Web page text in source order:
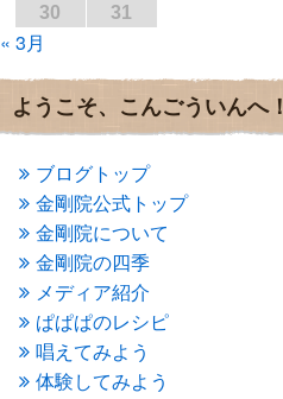
2016年10月(1)
2016年9月
2016年6月
(2)
2016年5月(3)
2016年4月
(4)
2016年3月(4)
2016年2月(5)
2016年1月(3)
2015年12月(6)
2015年11月(4)
2015年10月
(4)
2015年9月
(3)
2015年8月(4)
2015年7月(4)
30
31
« 3月
ようこそ、こんごういんへ！
ブログトップ
金剛院公式トップ
金剛院について
金剛院の四季
メディア紹介
ぱぱぱのレシピ
唱えてみよう
体験してみよう